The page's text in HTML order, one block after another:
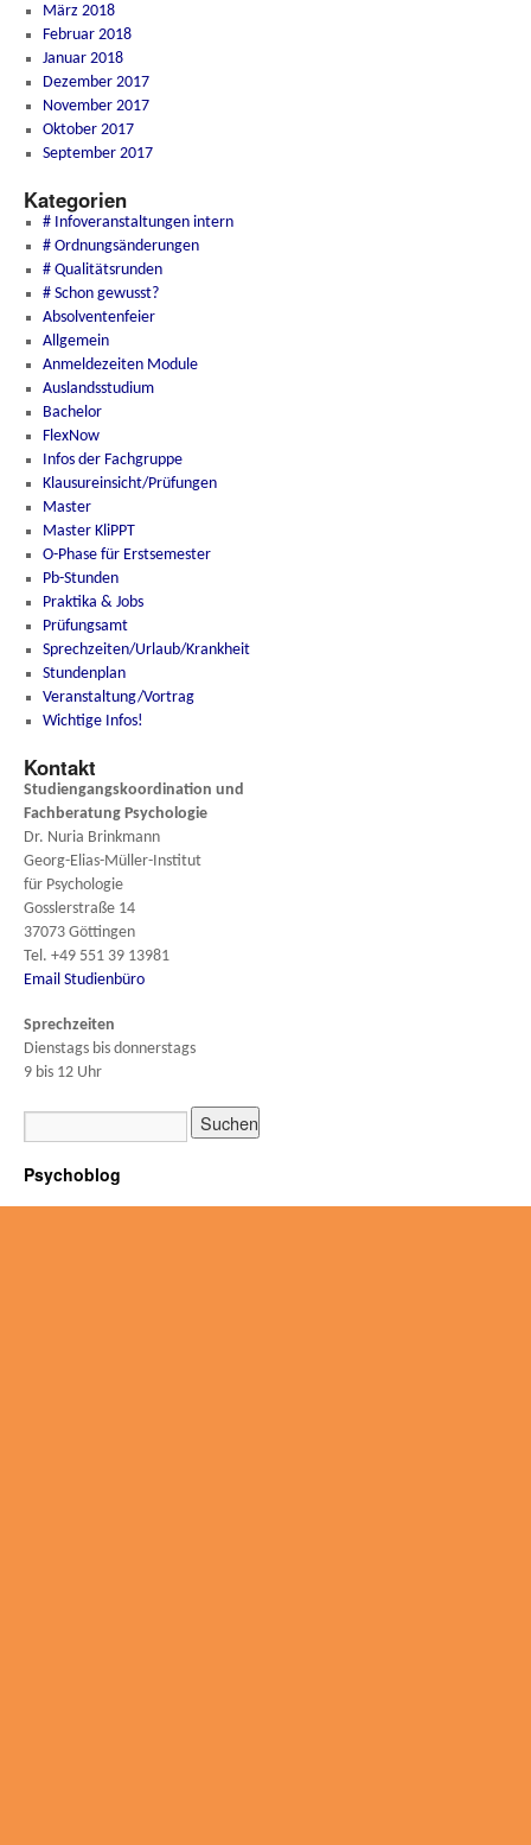
März 2018
Februar 2018
Januar 2018
Dezember 2017
November 2017
Oktober 2017
September 2017
Kategorien
# Infoveranstaltungen intern
# Ordnungsänderungen
# Qualitätsrunden
# Schon gewusst?
Absolventenfeier
Allgemein
Anmeldezeiten Module
Auslandsstudium
Bachelor
FlexNow
Infos der Fachgruppe
Klausureinsicht/Prüfungen
Master
Master KliPPT
O-Phase für Erstsemester
Pb-Stunden
Praktika & Jobs
Prüfungsamt
Sprechzeiten/Urlaub/Krankheit
Stundenplan
Veranstaltung/Vortrag
Wichtige Infos!
Kontakt
Studiengangskoordination und
Fachberatung Psychologie
Dr. Nuria Brinkmann
Georg-Elias-Müller-Institut
für Psychologie
Gosslerstraße 14
37073 Göttingen
Tel. +49 551 39 13981
Email Studienbüro
Sprechzeiten
Dienstags bis donnerstags
9 bis 12 Uhr
Psychoblog